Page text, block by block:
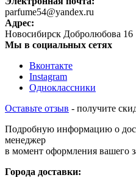
parfume54@yandex.ru
Адрес:
Новосибирск Добролюбова 16
Мы в социальных сетях
Вконтакте
Instagram
Одноклассники
Оставьте отзыв - получите
Подробную информацию о
менеджер
в момент оформления вашего
Города доставки: